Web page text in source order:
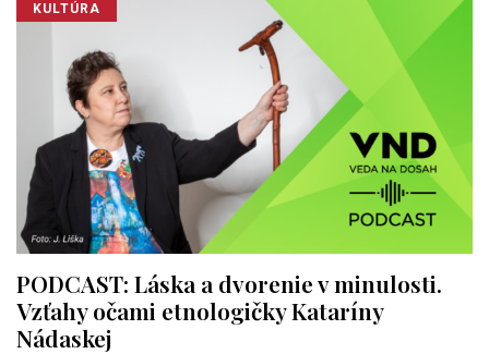
KULTÚRA
PODCAST: Láska a dvorenie v minulosti.
Vzťahy očami etnologičky Kataríny
Nádaskej